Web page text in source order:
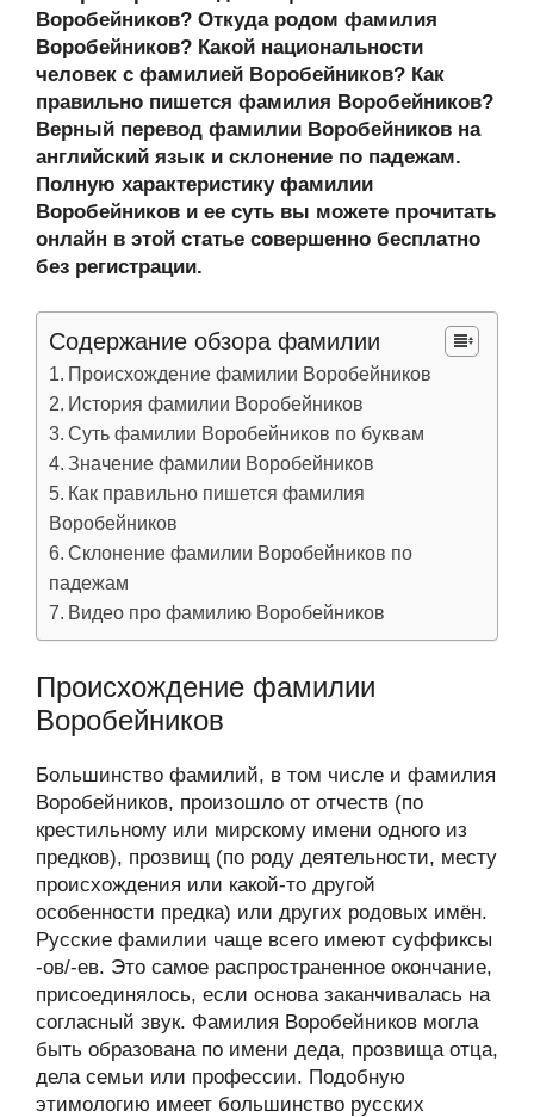
ss
ni
ki
o
k
n
al
p
p
m
и
ть
Воробейников? Откуда родом фамилия
Воробейников? Какой национальности
человек с фамилией Воробейников? Как
правильно пишется фамилия Воробейников?
Верный перевод фамилии Воробейников на
английский язык и склонение по падежам.
Полную характеристику фамилии
Воробейников и ее суть вы можете прочитать
онлайн в этой статье совершенно бесплатно
без регистрации.
Содержание обзора фамилии
Происхождение фамилии Воробейников
История фамилии Воробейников
Суть фамилии Воробейников по буквам
Значение фамилии Воробейников
Как правильно пишется фамилия
Воробейников
Склонение фамилии Воробейников по
падежам
Видео про фамилию Воробейников
Происхождение фамилии
Воробейников
Большинство фамилий, в том числе и фамилия
Воробейников, произошло от отчеств (по
крестильному или мирскому имени одного из
предков), прозвищ (по роду деятельности, месту
происхождения или какой-то другой
особенности предка) или других родовых имён.
Русские фамилии чаще всего имеют суффиксы
-ов/-ев. Это самое распространенное окончание,
присоединялось, если основа заканчивалась на
согласный звук. Фамилия Воробейников могла
быть образована по имени деда, прозвища отца,
дела семьи или профессии. Подобную
этимологию имеет большинство русских